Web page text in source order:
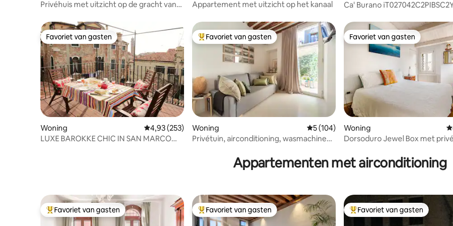
afstand.
Privéhuis met uitzicht op de gracht van
Appartement met uitzicht op het kanaal
Ca' Burano
Favoriet van gasten
Favoriet van gasten
Woning Gemiddelde beoordeling van 4,93 op 5, 253 recensies
4,93 (253)
LUXE BAROKKE CHIC IN SAN MARCO
Topfavoriet van gasten
Favoriet van gasten
Woning Gemiddelde beoordeling van 5 op 5, 104
5 (104)
Privétuin, airconditioning, wasmachine
Favoriet van gasten
Favoriet van gasten
Woning
Dorsoduro Jewel Box met
Appartementen met airconditioning
Topfavoriet van gasten
Favoriet van gasten Topfavoriet van gasten
Favoriet van gasten Topfavoriet van gasten
Favoriet van gasten